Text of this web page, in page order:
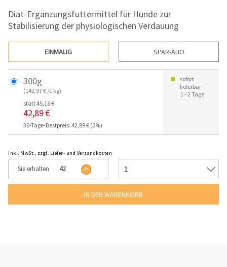
Diät-Ergänzungsfuttermittel für Hunde zur
Stabilisierung der physiologischen Verdauung
EINMALIG SPAR-ABO
300g
(142,97 € /1 kg)
statt 45,13 €
42,89 €
30-Tage-Bestpreis: 42,89 € (0%)
sofort
lieferbar
1 - 2 Tage
inkl. MwSt., zzgl. Liefer- und Versandkosten
Sie erhalten 42